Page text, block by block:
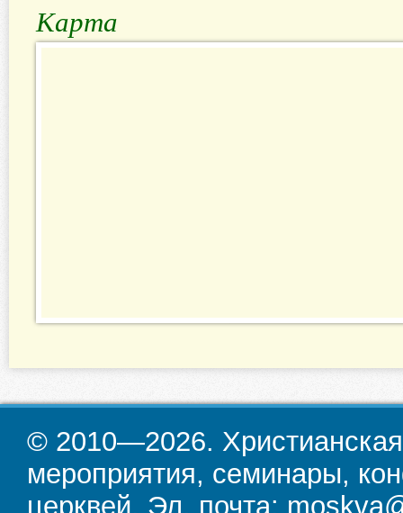
Карта
© 2010—2026.
мероприятия, семинары,
церквей. Эл. почта: